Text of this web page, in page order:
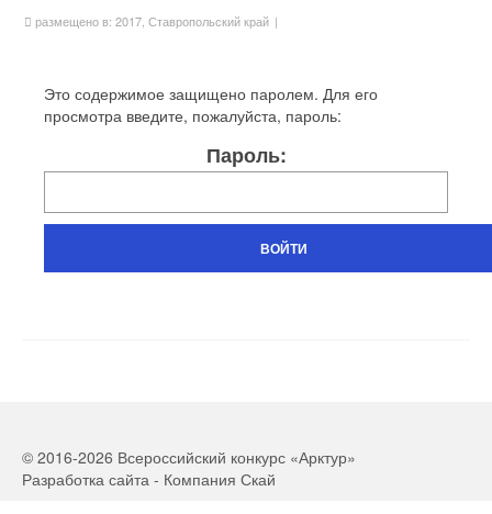
размещено в: 2017 Ставропольский край |
Это содержимое защищено паролем. Для его
просмотра введите, пожалуйста, пароль:
Пароль:
© 2016-2026 Всероссийский конкурс «Арктур»
Разработка сайта - Компания Скай